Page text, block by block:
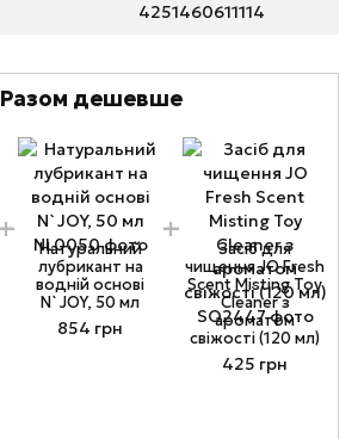
4251460611114
Разом дешевше
Натуральний
лубрикант на
водній основі
N`JOY, 50 мл
854 грн
Засіб для
чищення JO Fresh
Scent Misting Toy
Cleaner з
ароматом
свіжості (120 мл)
425 грн